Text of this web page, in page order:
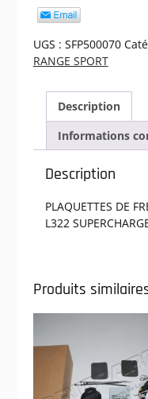
DE
FREIN
AVANT
RANGE
L322
SUPERCHARGED
UGS : SFP500070
RANGE SPORT
Description
Informations
Description
PLAQUETTES DE
L322
Produits